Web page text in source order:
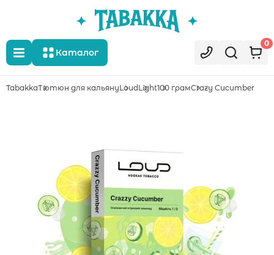
Каталог
0
TabakkaТютюн для кальянуLoud Light100 грамCrazy Cucumber